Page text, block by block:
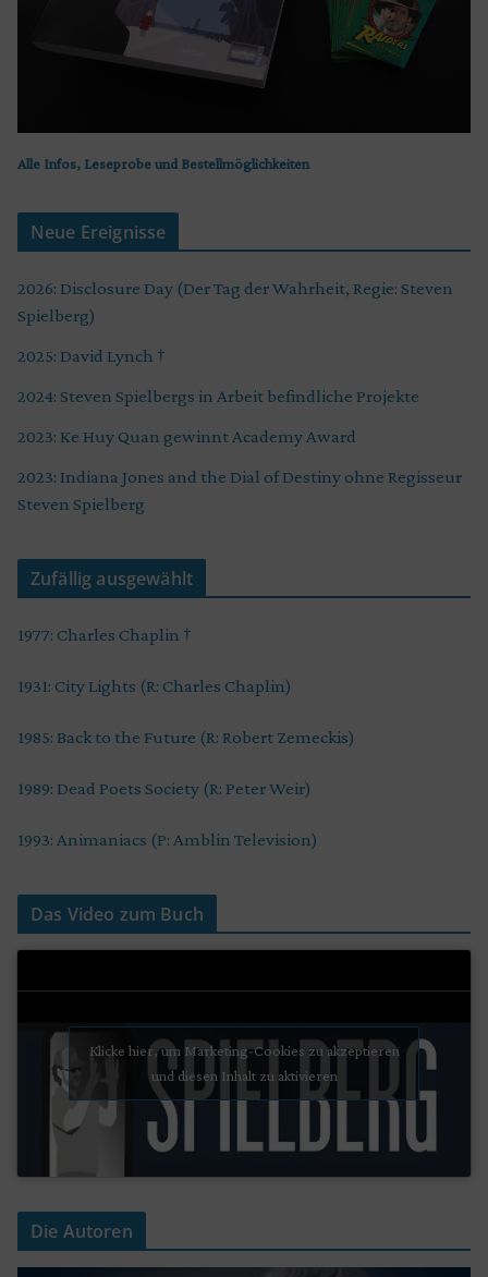
Alle Infos, Leseprobe und Bestellmöglichkeiten
Neue Ereignisse
2026: Disclosure Day (Der Tag der Wahrheit, Regie: Steven
Spielberg)
2025: David Lynch †
2024: Steven Spielbergs in Arbeit befindliche Projekte
2023: Ke Huy Quan gewinnt Academy Award
2023: Indiana Jones and the Dial of Destiny ohne Regisseur
Steven Spielberg
Zufällig ausgewählt
1977: Charles Chaplin †
1931: City Lights (R: Charles Chaplin)
1985: Back to the Future (R: Robert Zemeckis)
1989: Dead Poets Society (R: Peter Weir)
1993: Animaniacs (P: Amblin Television)
Das Video zum Buch
Klicke hier, um Marketing-Cookies zu akzeptieren
und diesen Inhalt zu aktivieren
Die Autoren